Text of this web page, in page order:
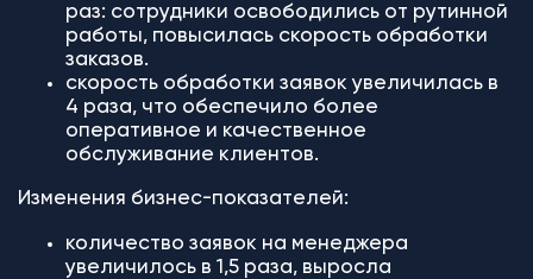
раз: сотрудники освободились от рутинной
работы, повысилась скорость обработки
заказов.
скорость обработки заявок увеличилась в
4 раза, что обеспечило более
оперативное и качественное
обслуживание клиентов.
Изменения бизнес-показателей:
количество заявок на менеджера
увеличилось в 1,5 раза, выросла